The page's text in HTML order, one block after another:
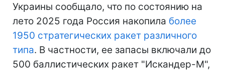
Украины сообщало, что по состоянию на
лето 2025 года Россия накопила более
1950 стратегических ракет различного
типа. В частности, ее запасы включали до
500 баллистических ракет "Искандер-М",